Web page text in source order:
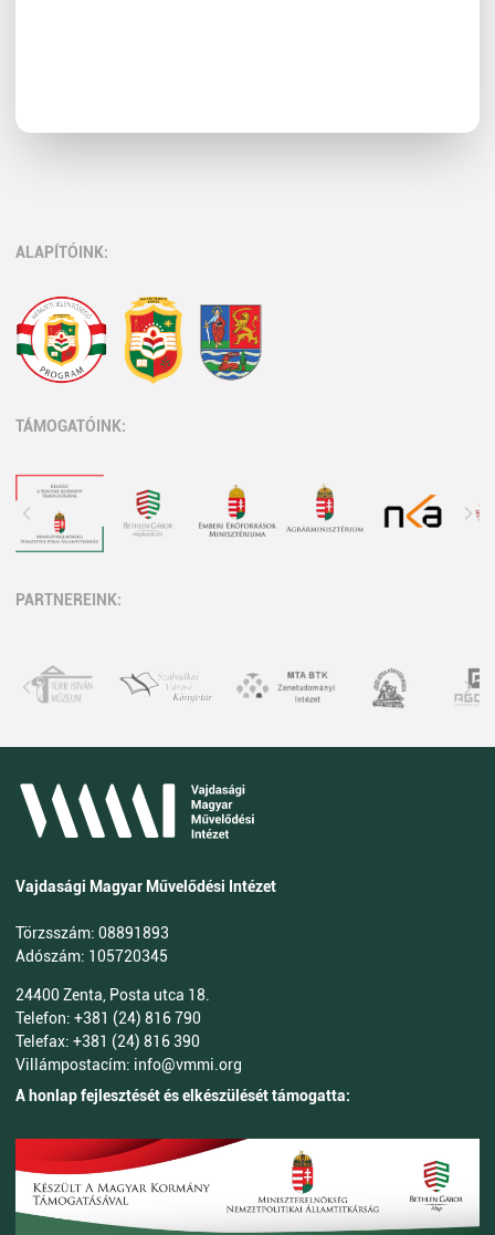
ALAPÍTÓINK:
TÁMOGATÓINK:
PARTNEREINK:
Vajdasági Magyar Művelődési Intézet
Törzsszám: 08891893
Adószám: 105720345
24400 Zenta, Posta utca 18.
Telefon: +381 (24) 816 790
Telefax: +381 (24) 816 390
Villámpostacím: info@vmmi.org
A honlap fejlesztését és elkészülését támogatta: